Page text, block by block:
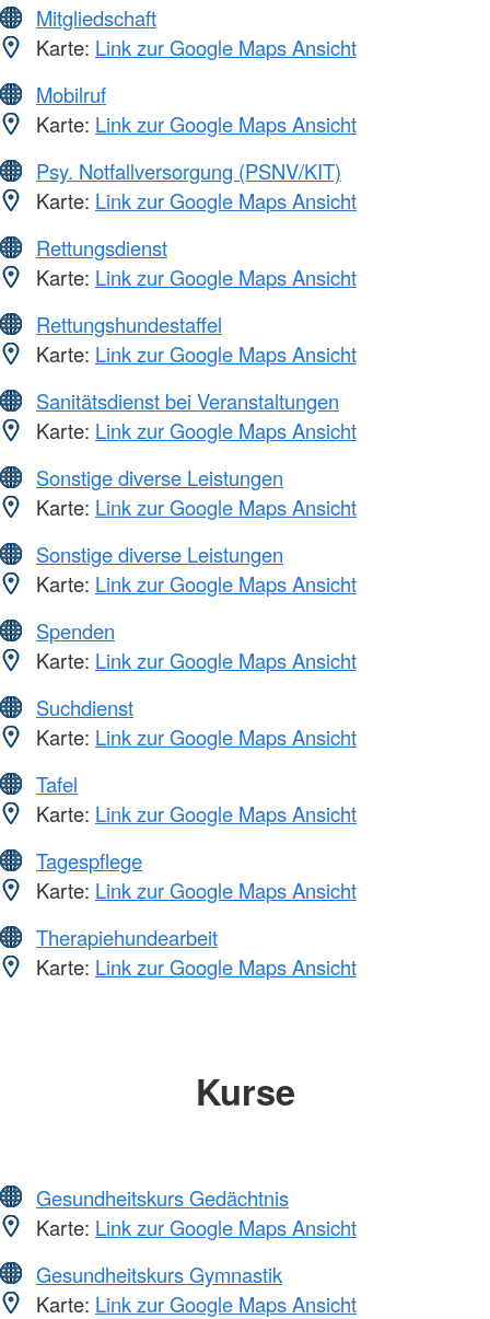
Mitgliedschaft
Karte: Link zur Google Maps Ansicht
Mobilruf
Karte: Link zur Google Maps Ansicht
Psy. Notfallversorgung (PSNV/KIT)
Karte: Link zur Google Maps Ansicht
Rettungsdienst
Karte: Link zur Google Maps Ansicht
Rettungshundestaffel
Karte: Link zur Google Maps Ansicht
Sanitätsdienst bei Veranstaltungen
Karte: Link zur Google Maps Ansicht
Sonstige diverse Leistungen
Karte: Link zur Google Maps Ansicht
Sonstige diverse Leistungen
Karte: Link zur Google Maps Ansicht
Spenden
Karte: Link zur Google Maps Ansicht
Suchdienst
Karte: Link zur Google Maps Ansicht
Tafel
Karte: Link zur Google Maps Ansicht
Tagespflege
Karte: Link zur Google Maps Ansicht
Therapiehundearbeit
Karte: Link zur Google Maps Ansicht
Kurse
Gesundheitskurs Gedächtnis
Karte: Link zur Google Maps Ansicht
Gesundheitskurs Gymnastik
Karte: Link zur Google Maps Ansicht